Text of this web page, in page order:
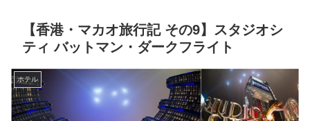
【香港・マカオ旅行記 その9】スタジオシ
ティ バットマン・ダークフライト
ホテル